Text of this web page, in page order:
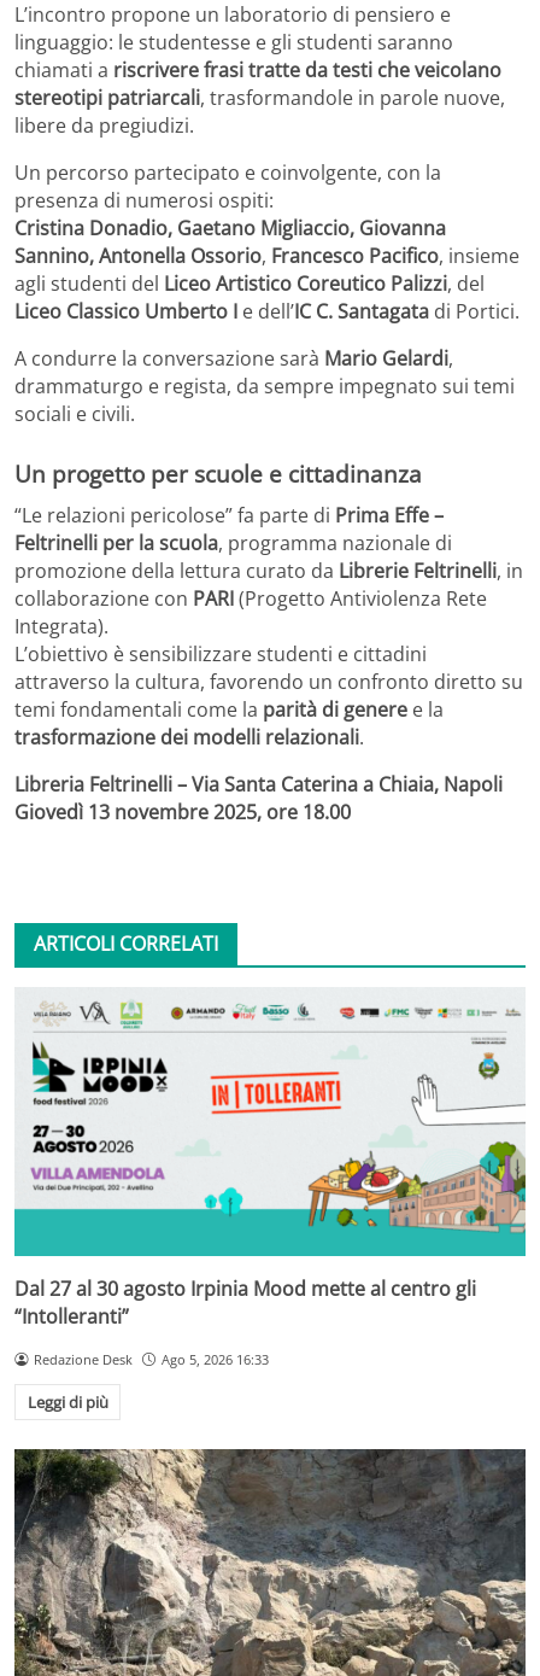
L’incontro propone un laboratorio di pensiero e
linguaggio: le studentesse e gli studenti saranno
chiamati a riscrivere frasi tratte da testi che veicolano
stereotipi patriarcali, trasformandole in parole nuove,
libere da pregiudizi.
Un percorso partecipato e coinvolgente, con la
presenza di numerosi ospiti:
Cristina Donadio, Gaetano Migliaccio, Giovanna
Sannino, Antonella Ossorio, Francesco Pacifico, insieme
agli studenti del Liceo Artistico Coreutico Palizzi, del
Liceo Classico Umberto I e dell’IC C. Santagata di Portici.
A condurre la conversazione sarà Mario Gelardi,
drammaturgo e regista, da sempre impegnato sui temi
sociali e civili.
Un progetto per scuole e cittadinanza
“Le relazioni pericolose” fa parte di Prima Effe –
Feltrinelli per la scuola, programma nazionale di
promozione della lettura curato da Librerie Feltrinelli, in
collaborazione con PARI(Progetto Antiviolenza Rete
Integrata).
L’obiettivo è sensibilizzare studenti e cittadini
attraverso la cultura, favorendo un confronto diretto su
temi fondamentali come la parità di genere e la
trasformazione dei modelli relazionali.
Libreria Feltrinelli – Via Santa Caterina a Chiaia, Napoli
Giovedì 13 novembre 2025, ore 18.00
ARTICOLI CORRELATI
Dal 27 al 30 agosto Irpinia Mood mette al centro gli
“Intolleranti”
Redazione Desk Ago 5, 2026 16:33
Leggi di più